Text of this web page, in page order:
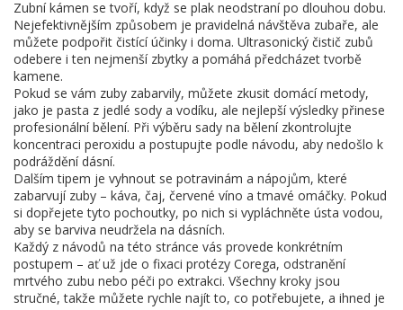
Zubní kámen se tvoří, když se plak neodstraní po dlouhou dobu.
Nejefektivnějším způsobem je pravidelná návštěva zubaře, ale
můžete podpořit čistící účinky i doma. Ultrasonický čistič zubů
odebere i ten nejmenší zbytky a pomáhá předcházet tvorbě
kamene.
Pokud se vám zuby zabarvily, můžete zkusit domácí metody,
jako je pasta z jedlé sody a vodíku, ale nejlepší výsledky přinese
profesionální bělení. Při výběru sady na bělení zkontrolujte
koncentraci peroxidu a postupujte podle návodu, aby nedošlo k
podráždění dásní.
Dalším tipem je vyhnout se potravinám a nápojům, které
zabarvují zuby – káva, čaj, červené víno a tmavé omáčky. Pokud
si dopřejete tyto pochoutky, po nich si vypláchněte ústa vodou,
aby se barviva neudržela na dásních.
Každý z návodů na této stránce vás provede konkrétním
postupem – ať už jde o fixaci protézy Corega, odstranění
mrtvého zubu nebo péči po extrakci. Všechny kroky jsou
stručné, takže můžete rychle najít to, co potřebujete, a ihned je